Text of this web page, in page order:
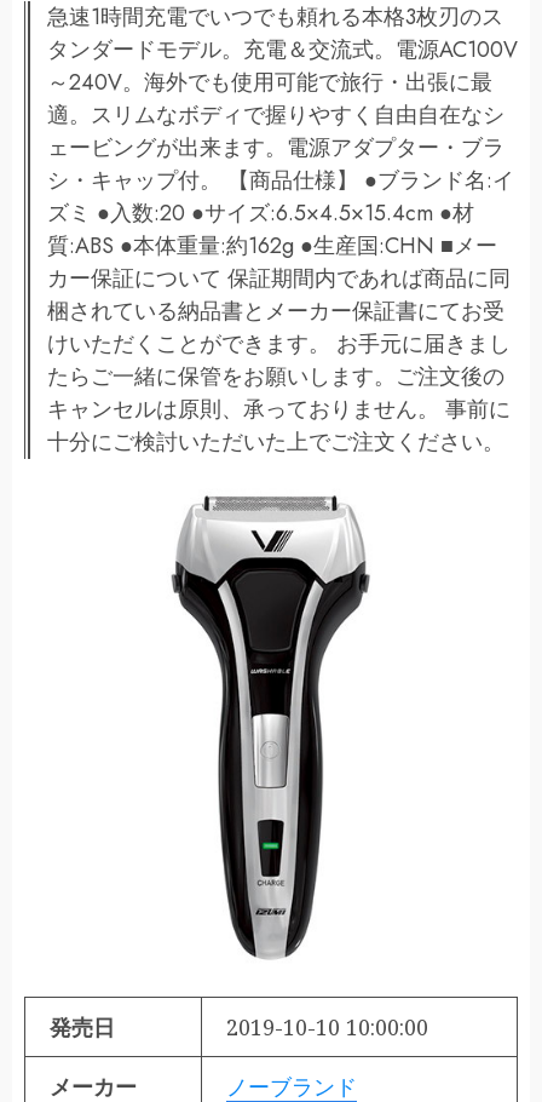
急速1時間充電でいつでも頼れる本格3枚刃のス
タンダードモデル。充電＆交流式。電源AC100V
～240V。海外でも使用可能で旅行・出張に最
適。スリムなボディで握りやすく自由自在なシ
ェービングが出来ます。電源アダプター・ブラ
シ・キャップ付。 【商品仕様】 ●ブランド名:イ
ズミ ●入数:20 ●サイズ:6.5×4.5×15.4cm ●材
質:ABS ●本体重量:約162g ●生産国:CHN ■メー
カー保証について 保証期間内であれば商品に同
梱されている納品書とメーカー保証書にてお受
けいただくことができます。 お手元に届きまし
たらご一緒に保管をお願いします。ご注文後の
キャンセルは原則、承っておりません。 事前に
十分にご検討いただいた上でご注文ください。
発売日 2019-10-10 10:00:00
メーカー ノーブランド